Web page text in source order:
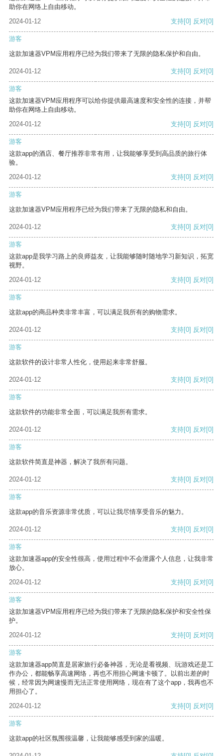
助你在网络上自由移动。
2024-01-12
支持[0] 反对[0]
游客
这款加速器VPM应用程序已经为我们带来了无限的隐私保护和自由。
2024-01-12 支持[0] 反对[0]
游客
这款加速器VPM应用程序可以给你提供最高速度和安全性的连接，并帮
助你在网络上自由移动。
2024-01-12
支持[0] 反对[0]
游客
这款app的酒店、餐厅推荐非常有用，让我能够享受到高品质的旅行体
验。
2024-01-12
支持[0] 反对[0]
游客
这款加速器VPM应用程序已经为我们带来了无限的隐私和自由。
2024-01-12 支持[0] 反对[0]
游客
这款app是我学习路上的良师益友，让我能够随时随地学习新知识，拓宽
视野。
2024-01-12
支持[0] 反对[0]
游客
这款app的商品种类非常丰富，可以满足我所有的购物需求。
2024-01-12 支持[0] 反对[0]
游客
这款软件的设计非常人性化，使用起来非常舒服。
2024-01-12 支持[0] 反对[0]
游客
这款软件的功能非常全面，可以满足我所有需求。
2024-01-12 支持[0] 反对[0]
游客
这款软件简直是神器，解决了我所有问题。
2024-01-12 支持[0] 反对[0]
游客
这款app的音乐资源非常优质，可以让我尽情享受音乐的魅力。
2024-01-12 支持[0] 反对[0]
游客
这款加速器app的安全性很高，使用过程中不会泄露个人信息，让我非常
放心。
2024-01-12
支持[0] 反对[0]
游客
这款加速器VPM应用程序已经为我们带来了无限的隐私保护和安全性保
护。
2024-01-12
支持[0] 反对[0]
游客
这款加速器app简直是居家旅行必备神器，无论是看视频、玩游戏还是工
作办公，都能畅享高速网络，再也不用担心网速卡顿了。以前出差的时
候，经常因为网速慢而无法正常使用网络，现在有了这个app，我再也不
用担心了。
2024-01-12
支持[0] 反对[0]
游客
这款app的社区氛围很温馨，让我能够感受到家的温暖。